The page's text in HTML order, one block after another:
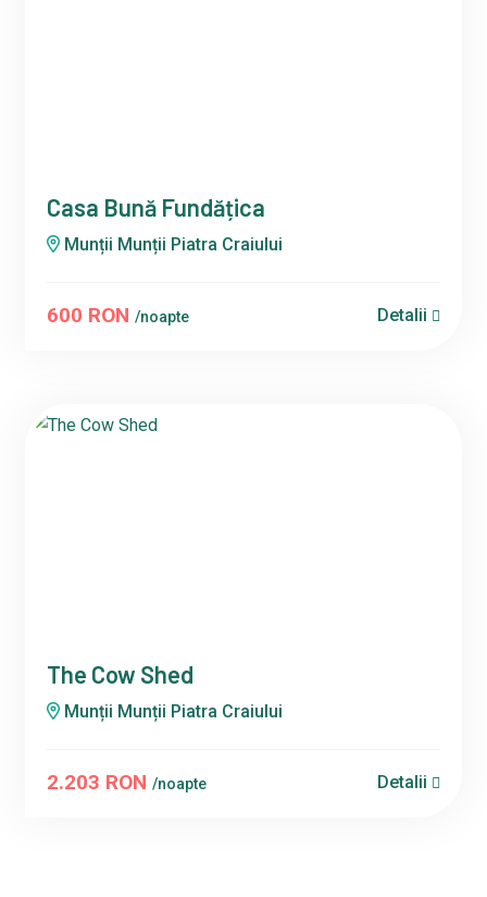
Casa Bună Fundățica
Munții Munții Piatra Craiului
600 RON/noapte Detalii
The Cow Shed
Munții Munții Piatra Craiului
2.203 RON/noapte Detalii